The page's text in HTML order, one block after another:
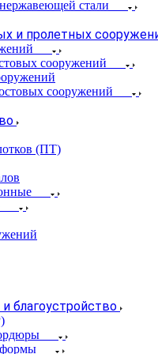
стали
и пролетных
сооружений
сооружений
(ПТ)
благоустройство